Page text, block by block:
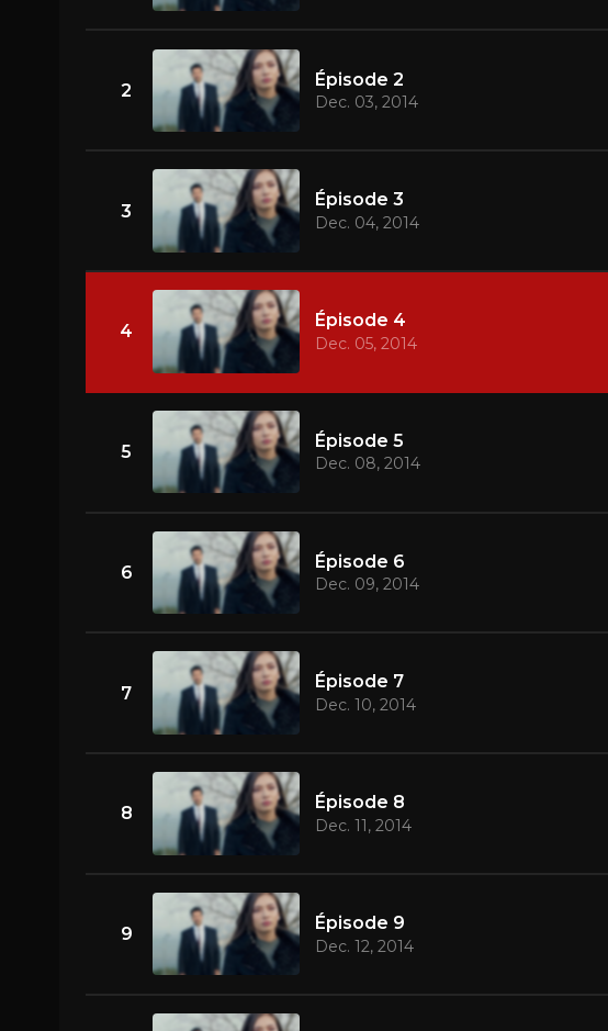
2
Épisode 2
Dec. 03, 2014
3
Épisode 3
Dec. 04, 2014
4
Épisode 4
Dec. 05, 2014
5
Épisode 5
Dec. 08, 2014
6
Épisode 6
Dec. 09, 2014
7
Épisode 7
Dec. 10, 2014
8
Épisode 8
Dec. 11, 2014
9
Épisode 9
Dec. 12, 2014